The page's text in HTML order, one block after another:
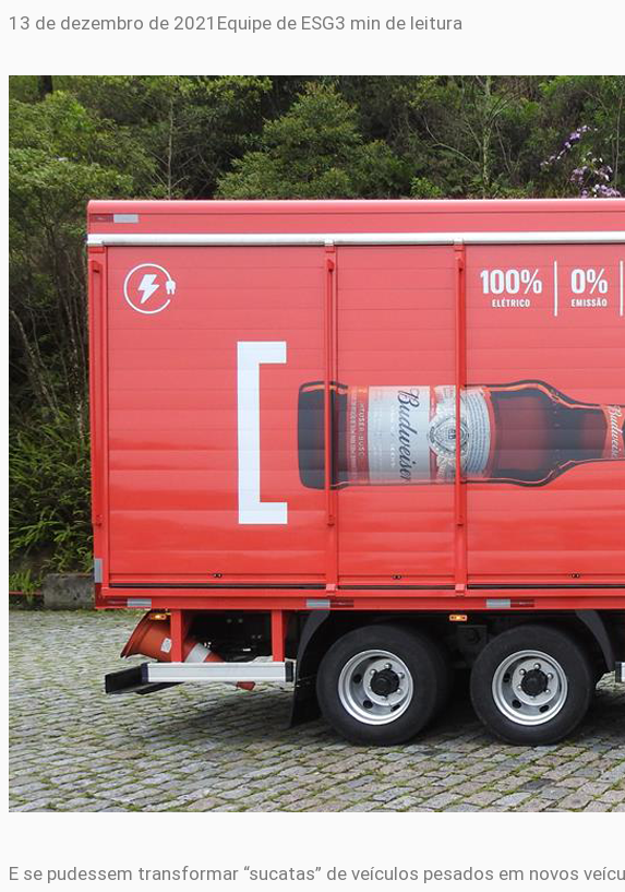
13 de dezembro de 2021 Equipe de ESG3 min de leitura
E se pudessem transformar “sucatas” de veículos pesados em novos